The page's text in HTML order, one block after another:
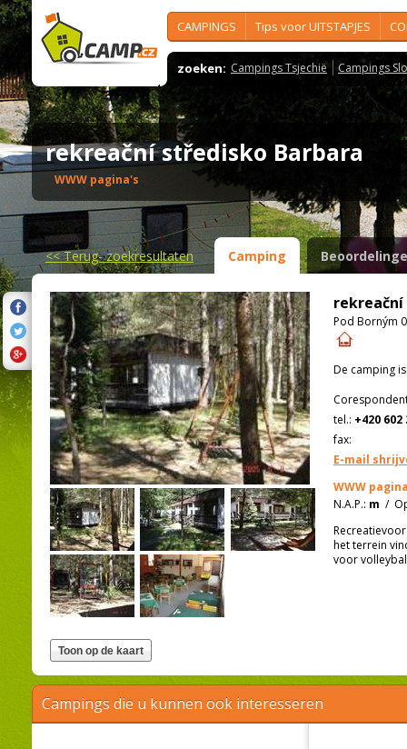
CAMPINGS Tips voor UITSTAPJES
zoeken: Campings Tsjechië Campings
rekreační středisko Barbara
WWW pagina's
<<Terug- zoekresultaten Camping
Pod Borným
De camping
tel.: +420 602
fax:
E-mail
WWW
N.A.P.: m /
het terrein
voor
Campings die u kunnen ook interesseren